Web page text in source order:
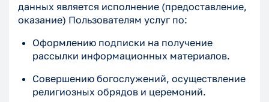
данных является исполнение (предоставление,
оказание) Пользователям услуг по:
Оформлению подписки на получение
рассылки информационных материалов.
Совершению богослужений, осуществление
религиозных обрядов и церемоний.